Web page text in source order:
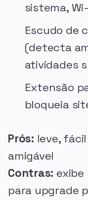
sistema,
Escudo de
(detecta
atividades
Extensão
bloqueia
Prós: leve,
amigável
Contras:
para upgrade